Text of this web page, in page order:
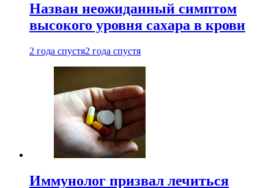
Назван неожиданный симптом
высокого уровня сахара в крови
2 года спустя2 года спустя
Иммунолог призвал лечиться